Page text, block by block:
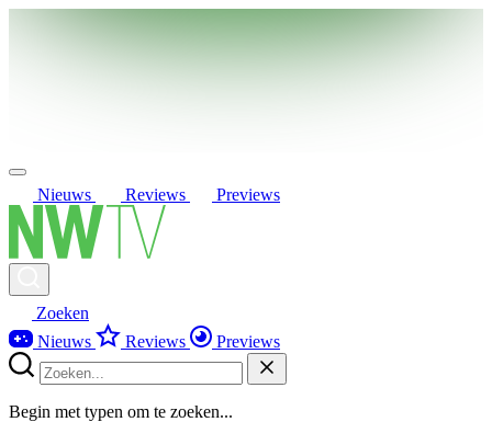
Nieuws Reviews Previews
Zoeken
Nieuws
Reviews Previews
Begin met typen om te zoeken...